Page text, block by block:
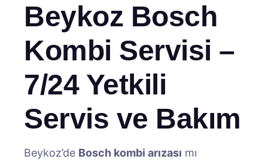
Beykoz Bosch
Kombi Servisi –
7/24 Yetkili
Servis ve Bakım
Beykoz’de Bosch kombi arızası mı